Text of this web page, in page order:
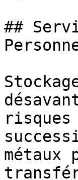
##
métaux